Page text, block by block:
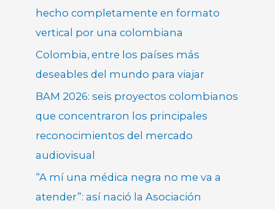
hecho completamente en formato
vertical por una colombiana
Colombia, entre los países más
deseables del mundo para viajar
BAM 2026: seis proyectos colombianos
que concentraron los principales
reconocimientos del mercado
audiovisual
“A mí una médica negra no me va a
atender”: así nació la Asociación